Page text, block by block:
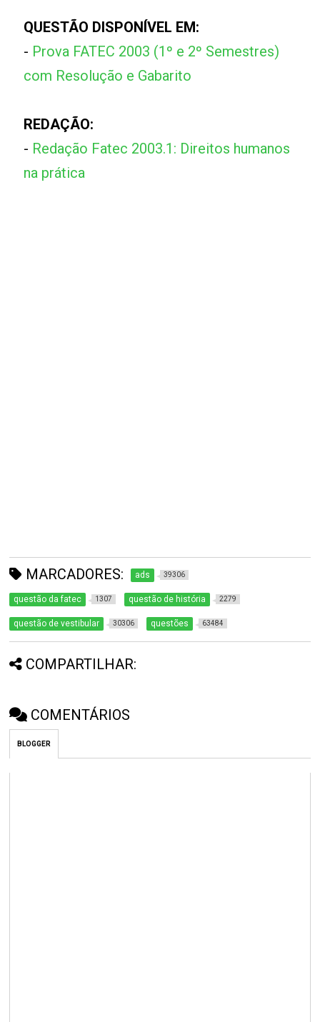
QUESTÃO DISPONÍVEL EM:
- Prova FATEC 2003 (1º e 2º Semestres)
com Resolução e Gabarito
REDAÇÃO:
- Redação Fatec 2003.1: Direitos humanos
na prática
MARCADORES: ads 39306
questão da fatec 1307 questão de história 2279
questão de vestibular 30306 questões 63484
COMPARTILHAR:
COMENTÁRIOS
BLOGGER